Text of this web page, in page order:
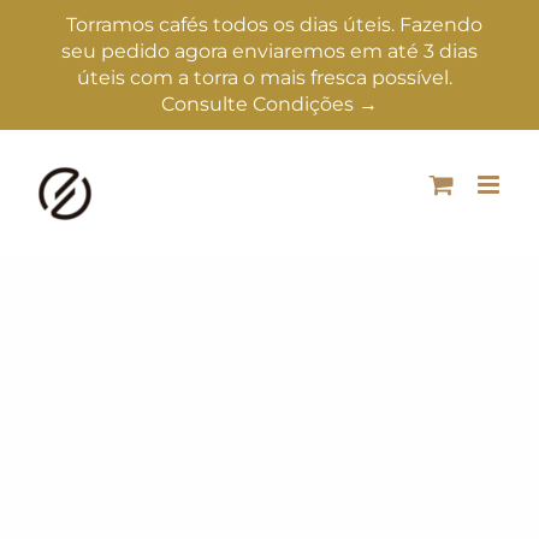
Torramos cafés todos os dias úteis. Fazendo
seu pedido agora enviaremos em até 3 dias
úteis com a torra o mais fresca possível.
Consulte Condições →